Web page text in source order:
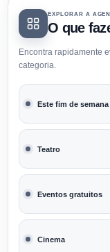
EXPLORAR A
O que
Encontra rapidamente
categoria.
Este fim de semana
Teatro
Eventos gratuitos
Cinema